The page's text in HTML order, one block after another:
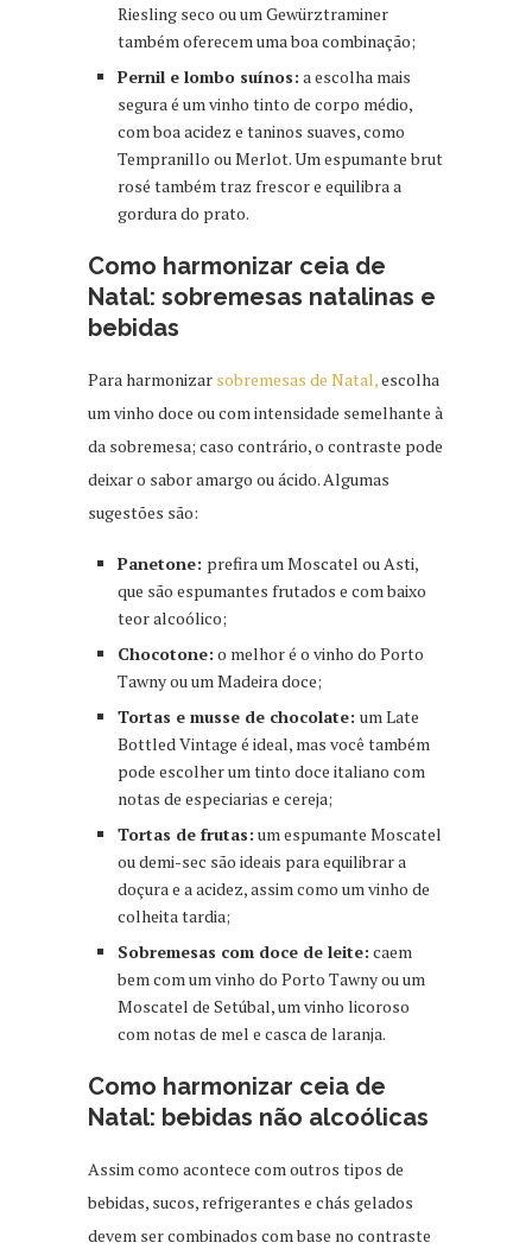
Riesling seco ou um Gewürztraminer
também oferecem uma boa combinação;
Pernil e lombo suínos: a escolha mais
segura é um vinho tinto de corpo médio,
com boa acidez e taninos suaves, como
Tempranillo ou Merlot. Um espumante brut
rosé também traz frescor e equilibra a
gordura do prato.
Como harmonizar ceia de
Natal: sobremesas natalinas e
bebidas
Para harmonizar sobremesas de Natal,escolha
um vinho doce ou com intensidade semelhante à
da sobremesa; caso contrário, o contraste pode
deixar o sabor amargo ou ácido. Algumas
sugestões são:
Panetone: prefira um Moscatel ou Asti,
que são espumantes frutados e com baixo
teor alcoólico;
Chocotone: o melhor é o vinho do Porto
Tawny ou um Madeira doce;
Tortas e musse de chocolate: um Late
Bottled Vintage é ideal, mas você também
pode escolher um tinto doce italiano com
notas de especiarias e cereja;
Tortas de frutas: um espumante Moscatel
ou demi-sec são ideais para equilibrar a
doçura e a acidez, assim como um vinho de
colheita tardia;
Sobremesas com doce de leite: caem
bem com um vinho do Porto Tawny ou um
Moscatel de Setúbal, um vinho licoroso
com notas de mel e casca de laranja.
Como harmonizar ceia de
Natal: bebidas não alcoólicas
Assim como acontece com outros tipos de
bebidas, sucos, refrigerantes e chás gelados
devem ser combinados com base no contraste